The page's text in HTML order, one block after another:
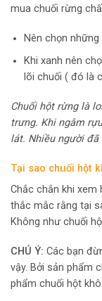
mua chuối rừng
Nên chọn
Khi xanh nên
lõi chuối ( đó là
Chuối hột rừng là
trưng. Khi ngâm
lát. Nhiều người đã
Tại sao chuối hột
Chắc chắn khi xem
thắc mắc rằng tại
Không như chuối
CHÚ Ý: Các bạn
vậy. Bởi sản phẩm
phẩm chuối hột